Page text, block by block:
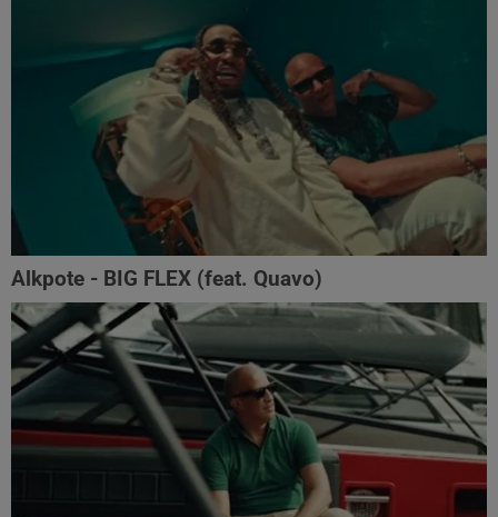
Alkpote - BIG FLEX (feat. Quavo)